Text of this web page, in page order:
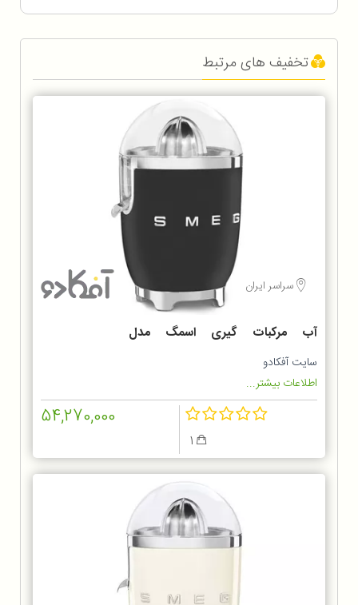
تخفیف های مرتبط
سراسر ایران
آب مرکبات گیری اسمگ مدل
CJF01BL
سایت آفکادو
اطلاعات بیشتر...
54,270,000